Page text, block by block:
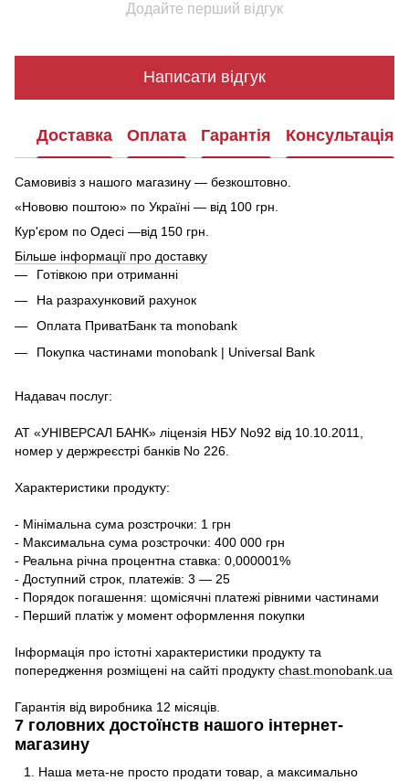
Додайте перший відгук
Написати відгук
Доставка Оплата Гарантія Консультація
Самовивіз з нашого магазину — безкоштовно.
«Нововю поштою» по Україні — від 100 грн.
Кур'єром по Одесі —від 150 грн.
Більше інформації про доставку
Готівкою при отриманні
На разрахунковий рахунок
Оплата ПриватБанк та monobank
Покупка частинами monobank | Universal Bank
Надавач послуг:
АТ «УНІВЕРСАЛ БАНК» ліцензія НБУ No92 від 10.10.2011,
номер у держреєстрі банків No 226.
Характеристики продукту:
- Мінімальна сума розстрочки: 1 грн
- Максимальна сума розстрочки: 400 000 грн
- Реальна річна процентна ставка: 0,000001%
- Доступний строк, платежів: 3 — 25
- Порядок погашення: щомісячні платежі рівними частинами
- Перший платіж у момент оформлення покупки
Інформація про істотні характеристики продукту та
попередження розміщені на сайті продукту chast.monobank.ua
Гарантія від виробника 12 місяців.
7 головних достоїнств нашого інтернет-
магазину
Наша мета-не просто продати товар, а максимально